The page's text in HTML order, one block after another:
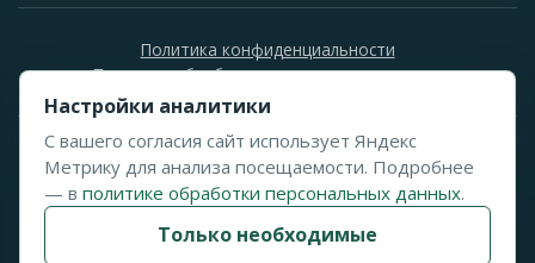
Политика конфиденциальности
Политика обработки персональных данных
© 2024-2026 Сила пчелы. Все права защищены. Данный сайт
носит информационный характер и не является публичной
офертой.
Не является лекарственным средством. Имеются
Настройки аналитики
С вашего согласия сайт использует Яндекс
Метрику для анализа посещаемости. Подробнее
— в политике обработки персональных данных.
Только необходимые